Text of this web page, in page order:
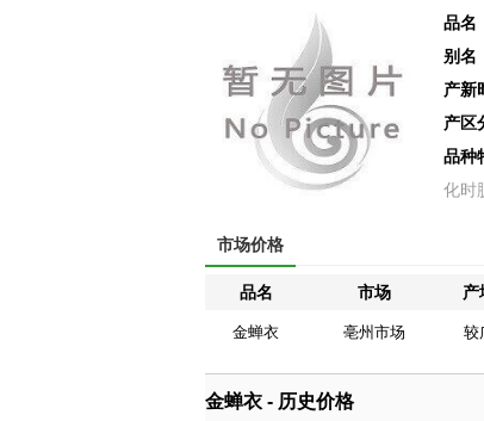
品名
别名
产新
产区
品种
化时
市场价格
品名 市场 产
金蝉衣 亳州市场 较
金蝉衣 - 历史价格